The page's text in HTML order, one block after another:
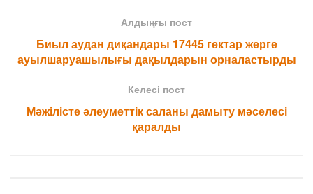
Алдыңғы пост
Биыл аудан диқандары 17445 гектар жерге
ауылшаруашылығы дақылдарын орналастырды
Келесі пост
Мәжілісте әлеуметтік саланы дамыту мәселесі
қаралды